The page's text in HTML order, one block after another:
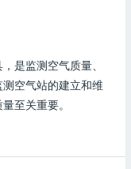
是监测空气质量、
空气站的建立和维
至关重要。